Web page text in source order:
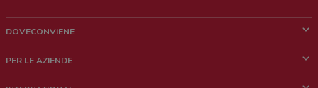
DOVECONVIENE
Chi siamo
PER LE AZIENDE